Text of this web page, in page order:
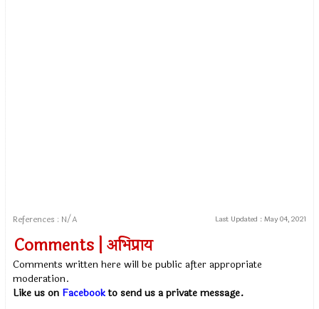
References : N/A Last Updated : May 04, 2021
Comments | अभिप्राय
Comments written here will be public after appropriate
moderation.
Like us on Facebookto send us a private message.